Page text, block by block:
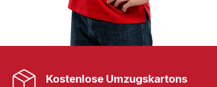
Kostenlose Umzugskartons